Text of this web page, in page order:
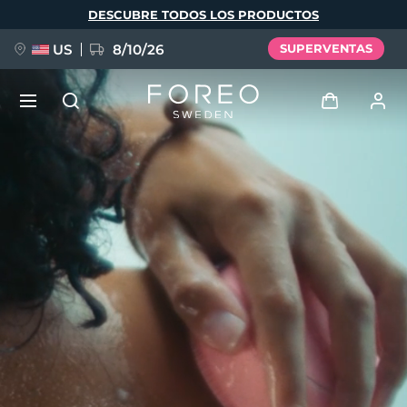
DESCUBRE TODOS LOS PRODUCTOS
US 8/10/26 SUPERVENTAS
Iniciar sesión
Perfil de usuario
Mis dispositivos
Mis pedidos
Mis direcciones
Mis suscripciones
NUEVO
FAQ™ Pure Beauty-Tech Elixir
BREAKING NEWS
issa™ Teeth Whitening Set
Idioma
English Deutsch
Español
Français
Italiano
Português
Polski
Svenska
Русский
Türkçe
繁體中文